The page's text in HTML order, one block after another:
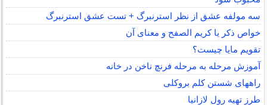
سه مولفه عشق از نظر استرنبرگ + تست عشق استرنبرگ
خواص ذکر یا کریم الصفح و معنای آن
تقویم مایا چیست؟
آموزش مرحله به مرحله فرنچ ناخن در خانه
راههای شستن کلم بروکلی
طرز تهیه رول لازانیا